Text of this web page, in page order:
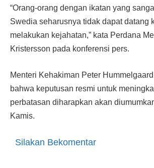
“Orang-orang dengan ikatan yang
Swedia seharusnya tidak dapat datang
melakukan kejahatan,” kata Perdana
Kristersson pada konferensi pers.
Menteri Kehakiman Peter
bahwa keputusan resmi untuk
perbatasan diharapkan akan
Kamis.
Silakan Bekomentar